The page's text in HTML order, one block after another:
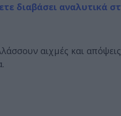
διαβάσει αναλυτικά
αιχμές και